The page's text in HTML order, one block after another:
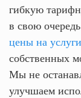
гибкую
в свою
цены на
собственных
Мы не
улучшаем